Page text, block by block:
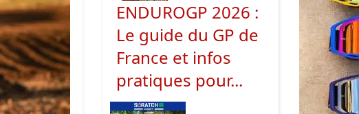
ENDUROGP 2026 :
Le guide du GP de
France et infos
pratiques pour...